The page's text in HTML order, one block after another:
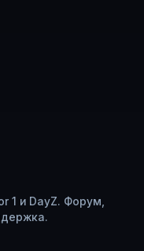
1 и DayZ. Форум,